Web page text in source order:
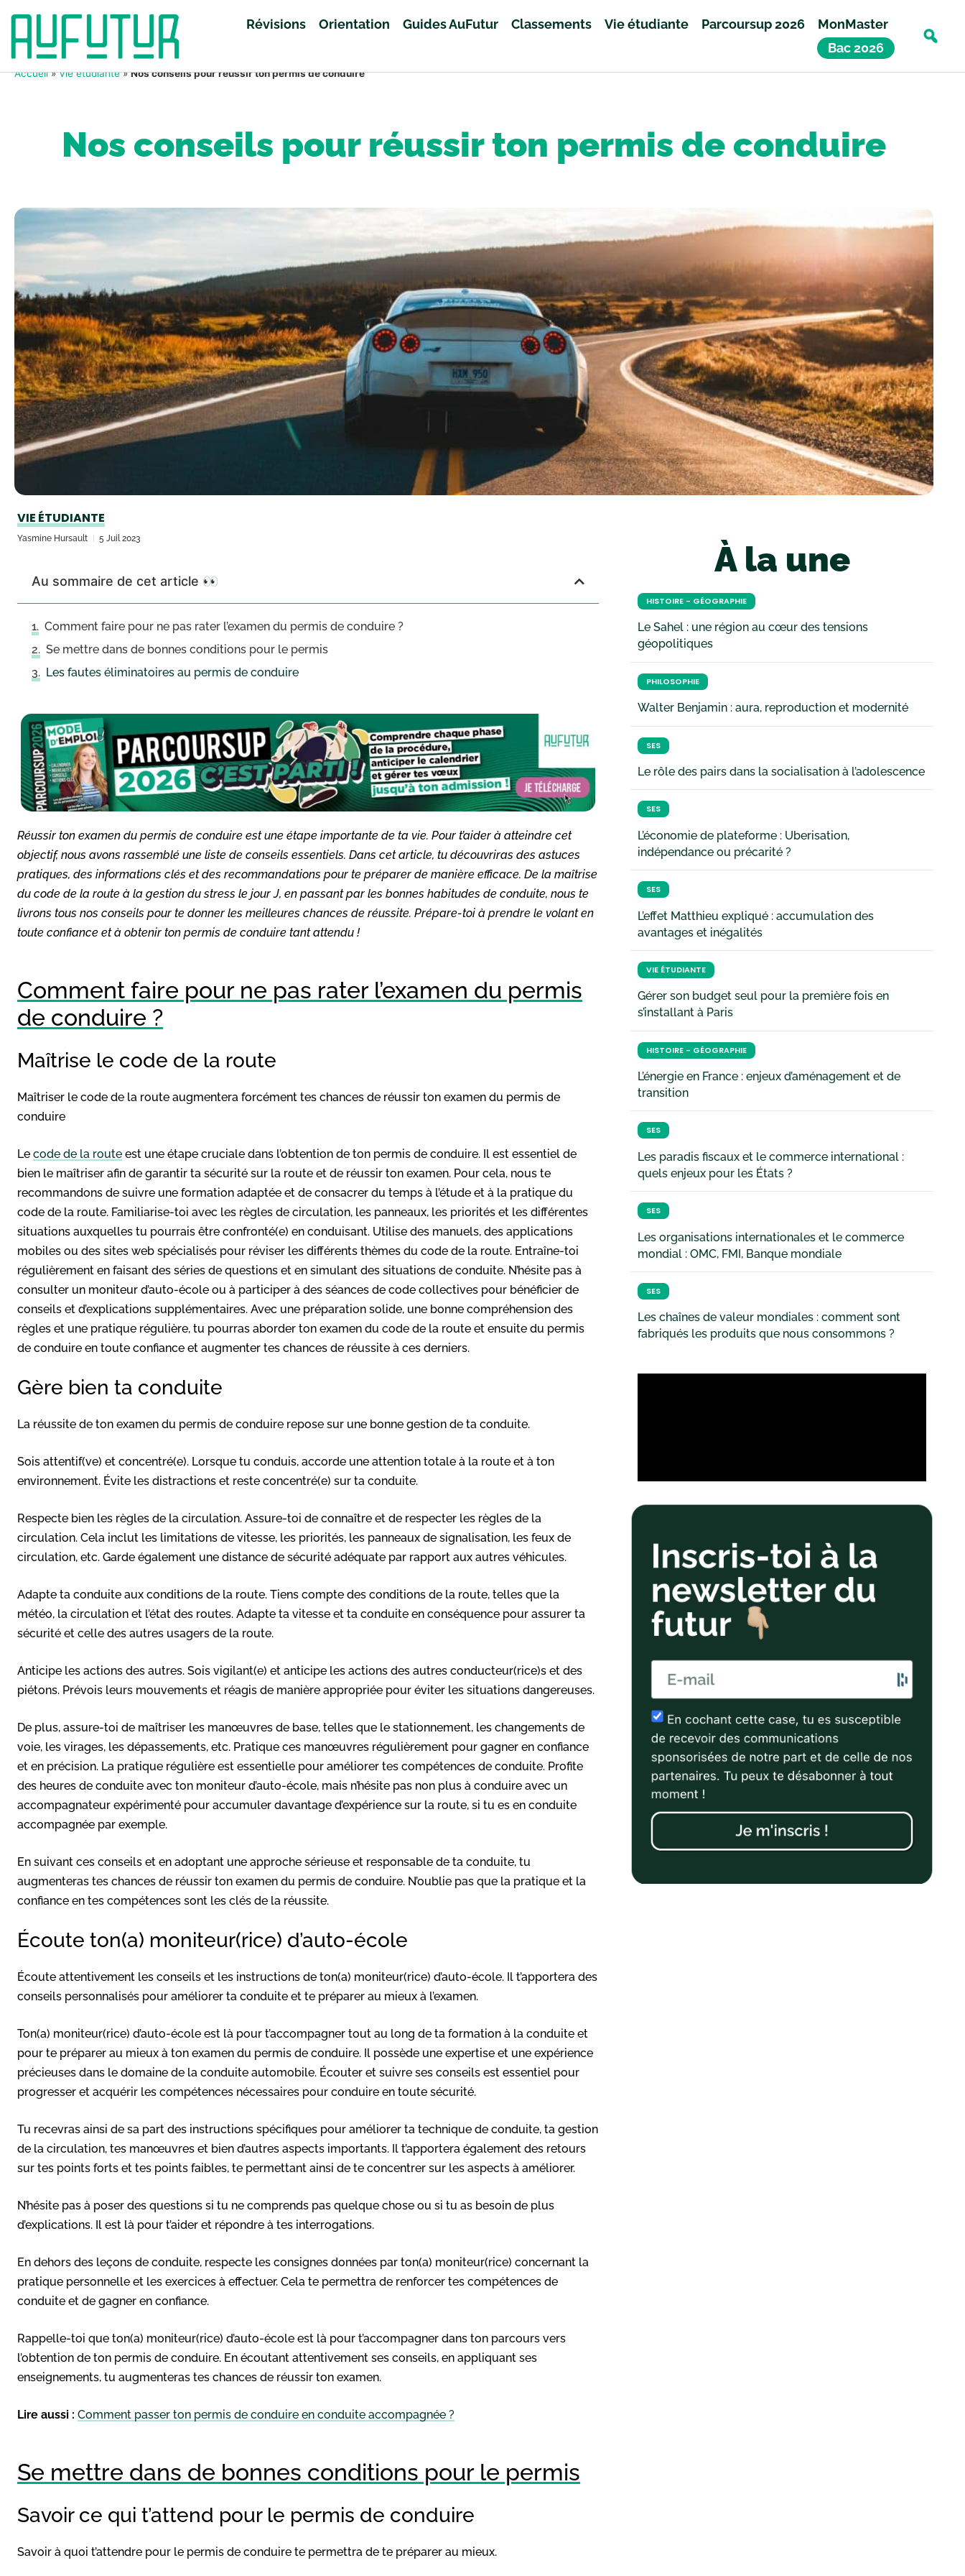
Révisions Orientation Guides AuFutur Classements Vie étudiante Parcoursup 2026
MonMaster
Bac 2026
Accueil»Vie étudiante»Nos conseils pour réussir ton permis de conduire
Nos conseils pour réussir ton permis de conduire
VIE ÉTUDIANTE
Yasmine Hursault 5 Juil 2023
Au sommaire de cet article 👀
Comment faire pour ne pas rater l’examen du permis de conduire ?
Se mettre dans de bonnes conditions pour le permis
Les fautes éliminatoires au permis de conduire
Réussir ton examen du permis de conduire est une étape importante de ta vie. Pour t’aider à atteindre cet
objectif, nous avons rassemblé une liste de conseils essentiels. Dans cet article, tu découvriras des astuces
pratiques, des informations clés et des recommandations pour te préparer de manière efficace. De la maîtrise
du code de la route à la gestion du stress le jour J, en passant par les bonnes habitudes de conduite, nous te
livrons tous nos conseils pour te donner les meilleures chances de réussite. Prépare-toi à prendre le volant en
toute confiance et à obtenir ton permis de conduire tant attendu !
Comment faire pour ne pas rater l’examen du permis
de conduire ?
Maîtrise le code de la route
Maîtriser le code de la route augmentera forcément tes chances de réussir ton examen du permis de
conduire
Le code de la route est une étape cruciale dans l’obtention de ton permis de conduire. Il est essentiel de
bien le maîtriser afin de garantir ta sécurité sur la route et de réussir ton examen. Pour cela, nous te
recommandons de suivre une formation adaptée et de consacrer du temps à l’étude et à la pratique du
code de la route. Familiarise-toi avec les règles de circulation, les panneaux, les priorités et les différentes
situations auxquelles tu pourrais être confronté(e) en conduisant. Utilise des manuels, des applications
mobiles ou des sites web spécialisés pour réviser les différents thèmes du code de la route. Entraîne-toi
régulièrement en faisant des séries de questions et en simulant des situations de conduite. N’hésite pas à
consulter un moniteur d’auto-école ou à participer à des séances de code collectives pour bénéficier de
conseils et d’explications supplémentaires. Avec une préparation solide, une bonne compréhension des
règles et une pratique régulière, tu pourras aborder ton examen du code de la route et ensuite du permis
de conduire en toute confiance et augmenter tes chances de réussite à ces derniers.
Gère bien ta conduite
La réussite de ton examen du permis de conduire repose sur une bonne gestion de ta conduite.
Sois attentif(ve) et concentré(e). Lorsque tu conduis, accorde une attention totale à la route et à ton
environnement. Évite les distractions et reste concentré(e) sur ta conduite.
Respecte bien les règles de la circulation. Assure-toi de connaître et de respecter les règles de la
circulation. Cela inclut les limitations de vitesse, les priorités, les panneaux de signalisation, les feux de
circulation, etc. Garde également une distance de sécurité adéquate par rapport aux autres véhicules.
Adapte ta conduite aux conditions de la route. Tiens compte des conditions de la route, telles que la
météo, la circulation et l’état des routes. Adapte ta vitesse et ta conduite en conséquence pour assurer ta
sécurité et celle des autres usagers de la route.
Anticipe les actions des autres. Sois vigilant(e) et anticipe les actions des autres conducteur(rice)s et des
piétons. Prévois leurs mouvements et réagis de manière appropriée pour éviter les situations dangereuses.
De plus, assure-toi de maîtriser les manœuvres de base, telles que le stationnement, les changements de
voie, les virages, les dépassements, etc. Pratique ces manœuvres régulièrement pour gagner en confiance
et en précision. La pratique régulière est essentielle pour améliorer tes compétences de conduite. Profite
des heures de conduite avec ton moniteur d’auto-école, mais n’hésite pas non plus à conduire avec un
accompagnateur expérimenté pour accumuler davantage d’expérience sur la route, si tu es en conduite
accompagnée par exemple.
En suivant ces conseils et en adoptant une approche sérieuse et responsable de ta conduite, tu
augmenteras tes chances de réussir ton examen du permis de conduire. N’oublie pas que la pratique et la
confiance en tes compétences sont les clés de la réussite.
Écoute ton(a) moniteur(rice) d’auto-école
Écoute attentivement les conseils et les instructions de ton(a) moniteur(rice) d’auto-école. Il t’apportera des
conseils personnalisés pour améliorer ta conduite et te préparer au mieux à l’examen.
Ton(a) moniteur(rice) d’auto-école est là pour t’accompagner tout au long de ta formation à la conduite et
pour te préparer au mieux à ton examen du permis de conduire. Il possède une expertise et une expérience
précieuses dans le domaine de la conduite automobile. Écouter et suivre ses conseils est essentiel pour
progresser et acquérir les compétences nécessaires pour conduire en toute sécurité.
Tu recevras ainsi de sa part des instructions spécifiques pour améliorer ta technique de conduite, ta gestion
de la circulation, tes manœuvres et bien d’autres aspects importants. Il t’apportera également des retours
sur tes points forts et tes points faibles, te permettant ainsi de te concentrer sur les aspects à améliorer.
N’hésite pas à poser des questions si tu ne comprends pas quelque chose ou si tu as besoin de plus
d’explications. Il est là pour t’aider et répondre à tes interrogations.
En dehors des leçons de conduite, respecte les consignes données par ton(a) moniteur(rice) concernant la
pratique personnelle et les exercices à effectuer. Cela te permettra de renforcer tes compétences de
conduite et de gagner en confiance.
Rappelle-toi que ton(a) moniteur(rice) d’auto-école est là pour t’accompagner dans ton parcours vers
l’obtention de ton permis de conduire. En écoutant attentivement ses conseils, en appliquant ses
enseignements, tu augmenteras tes chances de réussir ton examen.
Lire aussi : Comment passer ton permis de conduire en conduite accompagnée ?
Se mettre dans de bonnes conditions pour le permis
Savoir ce qui t’attend pour le permis de conduire
Savoir à quoi t’attendre pour le permis de conduire te permettra de te préparer au mieux.
À la une
HISTOIRE - GÉOGRAPHIE
Le Sahel : une région au cœur des tensions
géopolitiques
PHILOSOPHIE
Walter Benjamin : aura, reproduction et modernité
SES
Le rôle des pairs dans la socialisation à l’adolescence
SES
L’économie de plateforme : Uberisation,
indépendance ou précarité ?
SES
L’effet Matthieu expliqué : accumulation des
avantages et inégalités
VIE ÉTUDIANTE
Gérer son budget seul pour la première fois en
s’installant à Paris
HISTOIRE - GÉOGRAPHIE
L’énergie en France : enjeux d’aménagement et de
transition
SES
Les paradis fiscaux et le commerce international :
quels enjeux pour les États ?
SES
Les organisations internationales et le commerce
mondial : OMC, FMI, Banque mondiale
SES
Les chaînes de valeur mondiales : comment sont
fabriqués les produits que nous consommons ?